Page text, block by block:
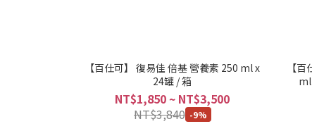
【百仕可】 復易佳 倍基 營養素 250 ml x
24罐 / 箱
NT$1,850 ~ NT$3,500
NT$3,840 -9%
【